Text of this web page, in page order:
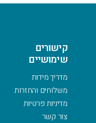
קישורים
שימושיים
מדריך מידות
משלוחים והחזרות
מדיניות פרטיות
צור קשר